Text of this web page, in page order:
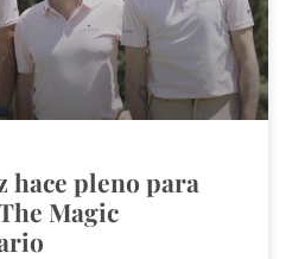
hace pleno para
Magic